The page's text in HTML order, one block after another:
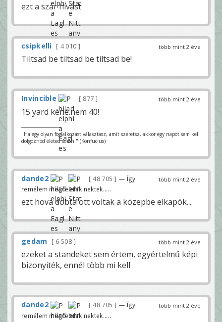
ezt a szar hívást
több mint 2 éve
csipkelli 4 010
Tiltsad be tiltsad be tiltsad be!
több mint 2 éve
Invincible 877
15 yard kène.nem 40!
"Ha egy olyan foglalkozást választasz, amit szeretsz, akkor egy napot sem kell
dolgoznod életed során." (Konfucius)
több mint 2 éve
dande2 48 705
— Így
remélem megfelelek nektek.....
ezt hova dobta ott voltak a közepbe elkapók....
több mint 2 éve
gedam 6 508
ezeket a standeket sem értem, egyértelmű képi
bizonyíték, ennél több mi kell
több mint 2 éve
dande2 48 705
— Így
remélem megfelelek nektek.....